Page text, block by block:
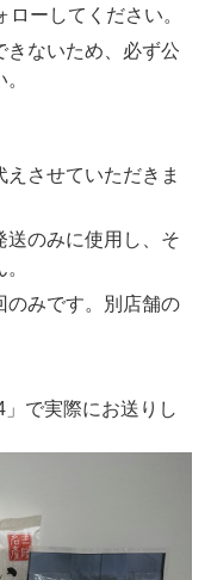
ローしてください。
きないため、必ず公
させていただきま
送のみに使用し、そ
のみです。別店舗の
で実際にお送りし